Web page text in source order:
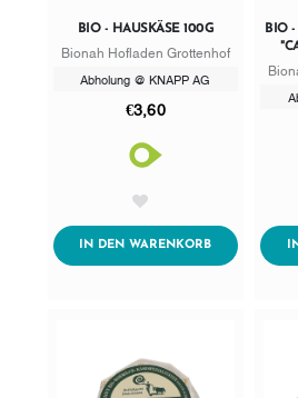
BIO - HAUSKÄSE 100G
Bionah Hofladen Grottenhof
Abholung @ KNAPP AG
€3,60
IN DEN WARENKORBADDTOCART
BIO -